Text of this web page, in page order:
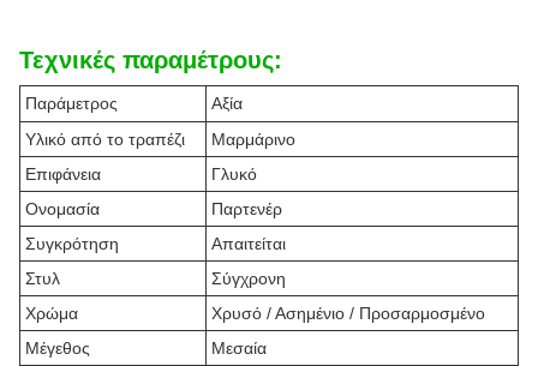
Τεχνικές παραμέτρους:
Παράμετρος
Αξία
Υλικό από το τραπέζι
Μαρμάρινο
Επιφάνεια
Γλυκό
Ονομασία
Παρτενέρ
Συγκρότηση
Απαιτείται
Στυλ
Σύγχρονη
Χρώμα
Χρυσό / Ασημένιο / Προσαρμοσμένο
Μέγεθος
Μεσαία